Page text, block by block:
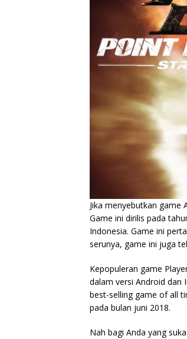
Jika menyebutkan game
Game ini dirilis pada
Indonesia. Game ini
serunya, game ini juga
Kepopuleran game
dalam versi Android dan
best-selling game of all
pada bulan juni 2018.
Nah bagi Anda yang